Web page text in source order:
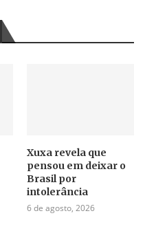
Xuxa revela que
pensou em deixar o
Brasil por
intolerância
6 de agosto, 2026